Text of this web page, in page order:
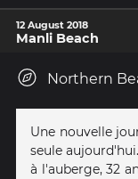
12 August 2018
Manli Beach
Northern
Une nouvelle
seule
à l'auberge, 32